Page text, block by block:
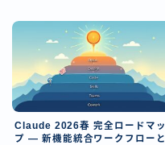
English
Claude 2026春 完全ロードマッ
プ — 新機能統合ワークフローと